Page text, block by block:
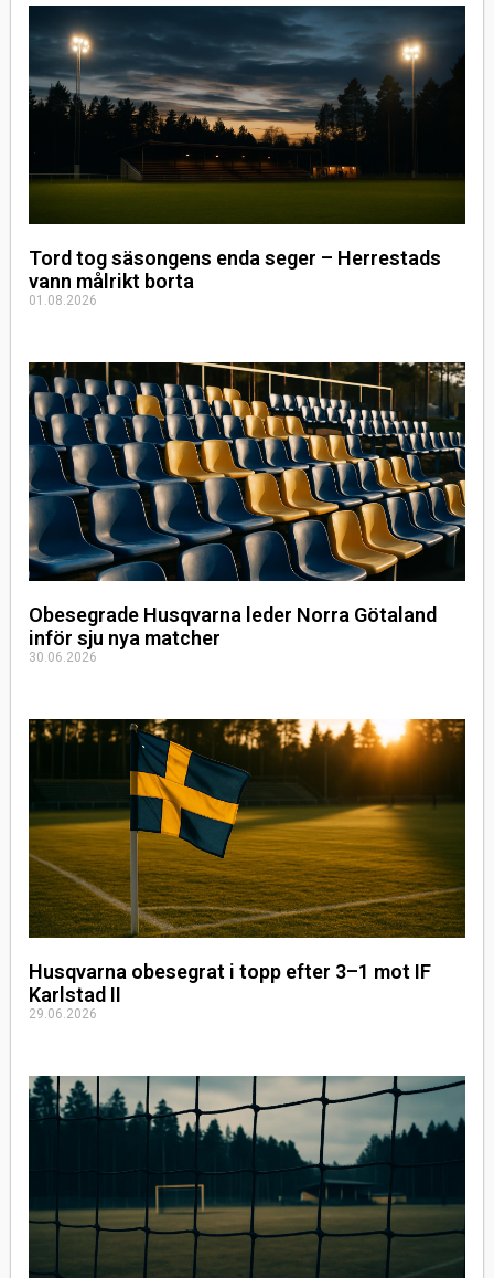
Tord tog säsongens enda seger – Herrestads
vann målrikt borta
01.08.2026
Obesegrade Husqvarna leder Norra Götaland
inför sju nya matcher
30.06.2026
Husqvarna obesegrat i topp efter 3–1 mot IF
Karlstad II
29.06.2026